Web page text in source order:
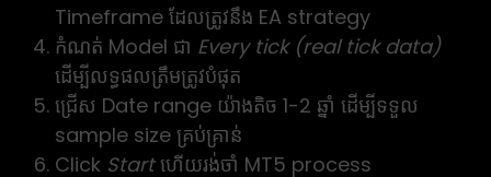
Timeframe ដែលត្រូវនឹង EA strategy
កំណត់ Model ជា Every tick (real tick data)
ដើម្បីលទ្ធផលត្រឹមត្រូវបំផុត
ជ្រើស Date range យ៉ាងតិច 1-2 ឆ្នាំ ដើម្បីទទួល
sample size គ្រប់គ្រាន់
Click Startហើយរង់ចាំ MT5 process